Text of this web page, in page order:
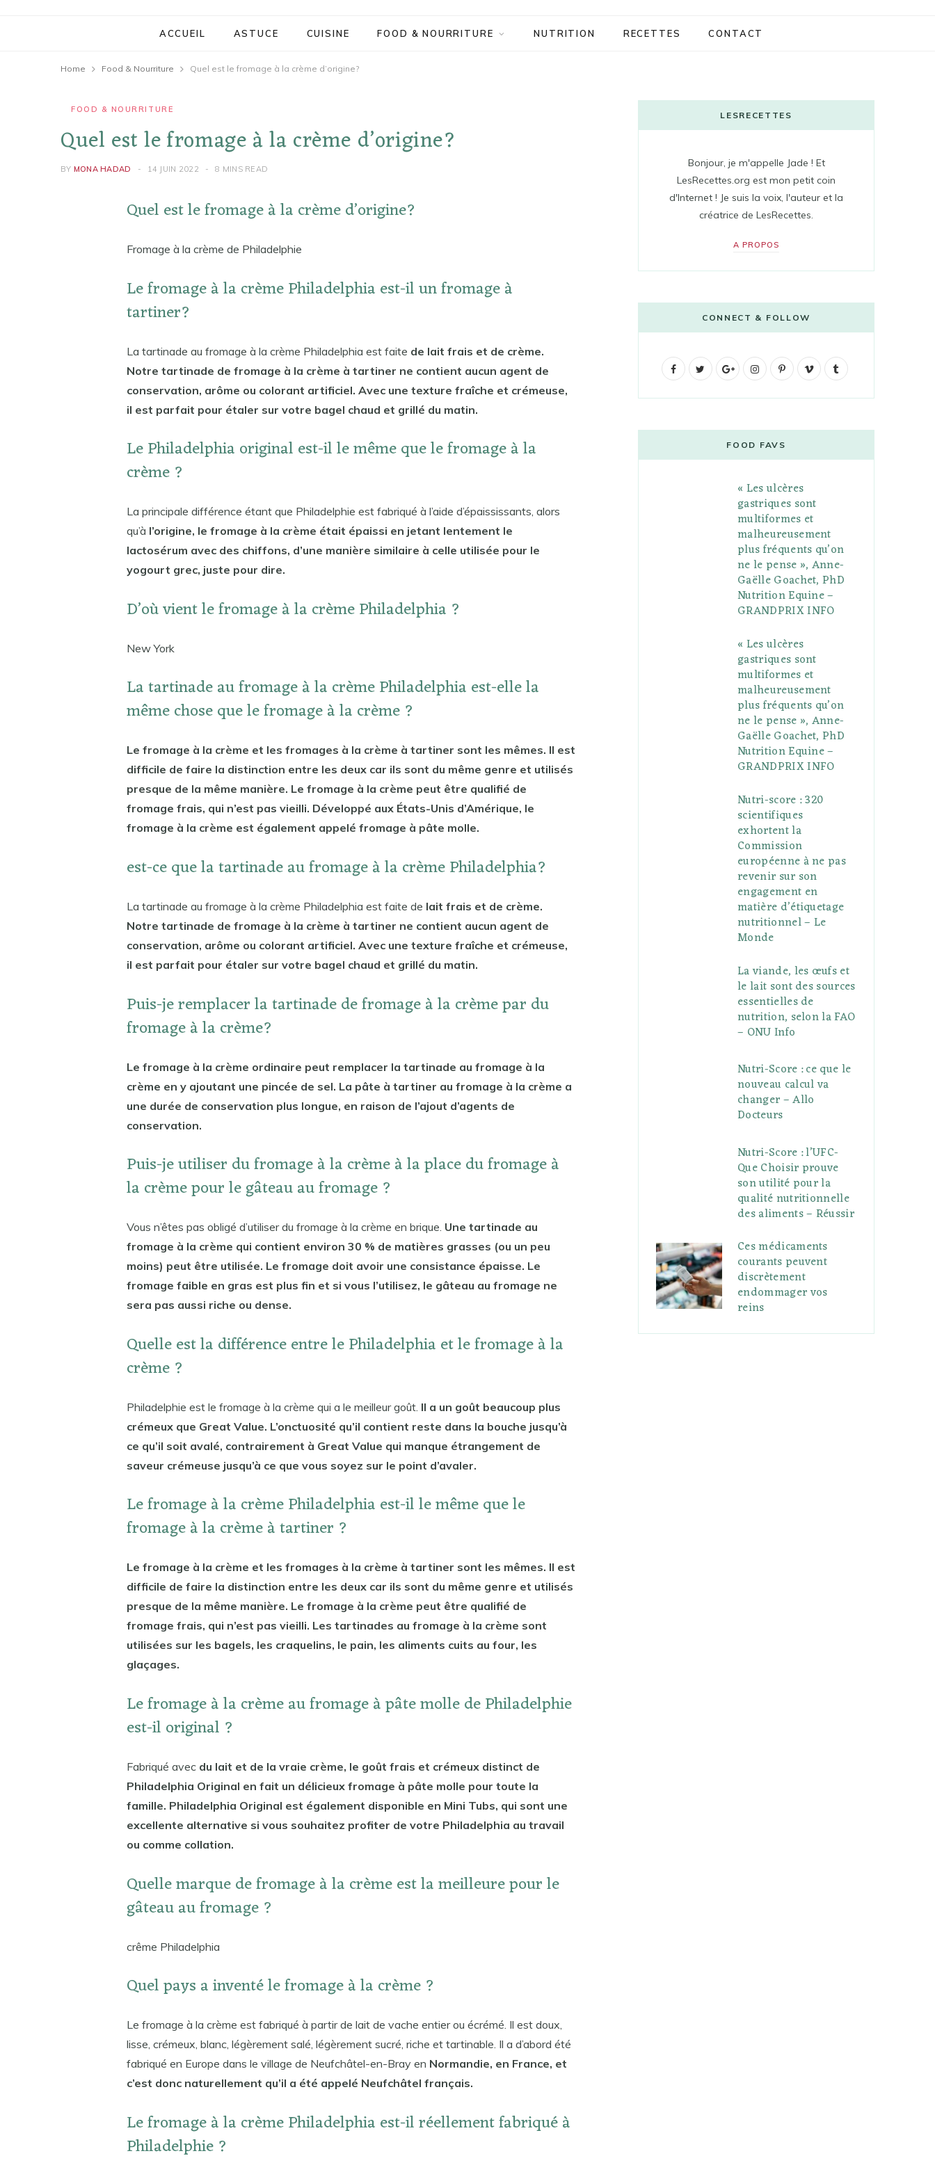
ACCUEIL ASTUCE CUISINE FOOD & NOURRITURE NUTRITION RECETTES CONTACT
Home Food & Nourriture Quel est le fromage à la crème d’origine?
FOOD & NOURRITURE
Quel est le fromage à la crème d’origine?
BY MONA HADAD 14 JUIN 2022 8 MINS READ
Quel est le fromage à la crème d’origine?
Fromage à la crème de Philadelphie
Le fromage à la crème Philadelphia est-il un fromage à
tartiner?
La tartinade au fromage à la crème Philadelphia est faite de lait frais et de crème.
Notre tartinade de fromage à la crème à tartiner ne contient aucun agent de
conservation, arôme ou colorant artificiel. Avec une texture fraîche et crémeuse,
il est parfait pour étaler sur votre bagel chaud et grillé du matin.
Le Philadelphia original est-il le même que le fromage à la
crème ?
La principale différence étant que Philadelphie est fabriqué à l’aide d’épaississants, alors
qu’à l’origine, le fromage à la crème était épaissi en jetant lentement le
lactosérum avec des chiffons, d’une manière similaire à celle utilisée pour le
yogourt grec, juste pour dire.
D’où vient le fromage à la crème Philadelphia ?
New York
La tartinade au fromage à la crème Philadelphia est-elle la
même chose que le fromage à la crème ?
Le fromage à la crème et les fromages à la crème à tartiner sont les mêmes. Il est
difficile de faire la distinction entre les deux car ils sont du même genre et utilisés
presque de la même manière. Le fromage à la crème peut être qualifié de
fromage frais, qui n’est pas vieilli. Développé aux États-Unis d’Amérique, le
fromage à la crème est également appelé fromage à pâte molle.
est-ce que la tartinade au fromage à la crème Philadelphia?
La tartinade au fromage à la crème Philadelphia est faite de lait frais et de crème.
Notre tartinade de fromage à la crème à tartiner ne contient aucun agent de
conservation, arôme ou colorant artificiel. Avec une texture fraîche et crémeuse,
il est parfait pour étaler sur votre bagel chaud et grillé du matin.
Puis-je remplacer la tartinade de fromage à la crème par du
fromage à la crème?
Le fromage à la crème ordinaire peut remplacer la tartinade au fromage à la
crème en y ajoutant une pincée de sel. La pâte à tartiner au fromage à la crème a
une durée de conservation plus longue, en raison de l’ajout d’agents de
conservation.
Puis-je utiliser du fromage à la crème à la place du fromage à
la crème pour le gâteau au fromage ?
Vous n’êtes pas obligé d’utiliser du fromage à la crème en brique. Une tartinade au
fromage à la crème qui contient environ 30 % de matières grasses (ou un peu
moins) peut être utilisée. Le fromage doit avoir une consistance épaisse. Le
fromage faible en gras est plus fin et si vous l’utilisez, le gâteau au fromage ne
sera pas aussi riche ou dense.
Quelle est la différence entre le Philadelphia et le fromage à la
crème ?
Philadelphie est le fromage à la crème qui a le meilleur goût. Il a un goût beaucoup plus
crémeux que Great Value. L’onctuosité qu’il contient reste dans la bouche jusqu’à
ce qu’il soit avalé, contrairement à Great Value qui manque étrangement de
saveur crémeuse jusqu’à ce que vous soyez sur le point d’avaler.
Le fromage à la crème Philadelphia est-il le même que le
fromage à la crème à tartiner ?
Le fromage à la crème et les fromages à la crème à tartiner sont les mêmes. Il est
difficile de faire la distinction entre les deux car ils sont du même genre et utilisés
presque de la même manière. Le fromage à la crème peut être qualifié de
fromage frais, qui n’est pas vieilli. Les tartinades au fromage à la crème sont
utilisées sur les bagels, les craquelins, le pain, les aliments cuits au four, les
glaçages.
Le fromage à la crème au fromage à pâte molle de Philadelphie
est-il original ?
Fabriqué avec du lait et de la vraie crème, le goût frais et crémeux distinct de
Philadelphia Original en fait un délicieux fromage à pâte molle pour toute la
famille. Philadelphia Original est également disponible en Mini Tubs, qui sont une
excellente alternative si vous souhaitez profiter de votre Philadelphia au travail
ou comme collation.
Quelle marque de fromage à la crème est la meilleure pour le
gâteau au fromage ?
crême Philadelphia
Quel pays a inventé le fromage à la crème ?
Le fromage à la crème est fabriqué à partir de lait de vache entier ou écrémé. Il est doux,
lisse, crémeux, blanc, légèrement salé, légèrement sucré, riche et tartinable. Il a d’abord été
fabriqué en Europe dans le village de Neufchâtel-en-Bray en Normandie, en France, et
c’est donc naturellement qu’il a été appelé Neufchâtel français.
Le fromage à la crème Philadelphia est-il réellement fabriqué à
Philadelphie ?
LESRECETTES
Bonjour, je m'appelle Jade ! Et
LesRecettes.org est mon petit coin
d'Internet ! Je suis la voix, l'auteur et la
créatrice de LesRecettes.
A PROPOS
CONNECT & FOLLOW
F
b
t
G
g
l
e
P
u
s
I
t
a
g
r
a
P
e
r
e
s
V
o
l
FOOD FAVS
« Les ulcères
gastriques sont
multiformes et
malheureusement
plus fréquents qu’on
ne le pense », Anne-
Gaëlle Goachet, PhD
Nutrition Equine –
GRANDPRIX INFO
« Les ulcères
gastriques sont
multiformes et
malheureusement
plus fréquents qu’on
ne le pense », Anne-
Gaëlle Goachet, PhD
Nutrition Equine –
GRANDPRIX INFO
Nutri-score : 320
scientifiques
exhortent la
Commission
européenne à ne pas
revenir sur son
engagement en
matière d’étiquetage
nutritionnel – Le
Monde
La viande, les œufs et
le lait sont des sources
essentielles de
nutrition, selon la FAO
– ONU Info
Nutri-Score : ce que le
nouveau calcul va
changer – Allo
Docteurs
Nutri-Score : l’UFC-
Que Choisir prouve
son utilité pour la
qualité nutritionnelle
des aliments – Réussir
Ces médicaments
courants peuvent
discrètement
endommager vos
reins